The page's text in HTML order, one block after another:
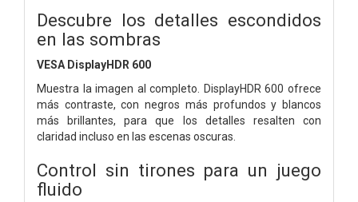
Descubre los detalles escondidos
en las sombras
VESA DisplayHDR 600
Muestra la imagen al completo. DisplayHDR 600 ofrece
más contraste, con negros más profundos y blancos
más brillantes, para que los detalles resalten con
claridad incluso en las escenas oscuras.
Control sin tirones para un juego
fluido